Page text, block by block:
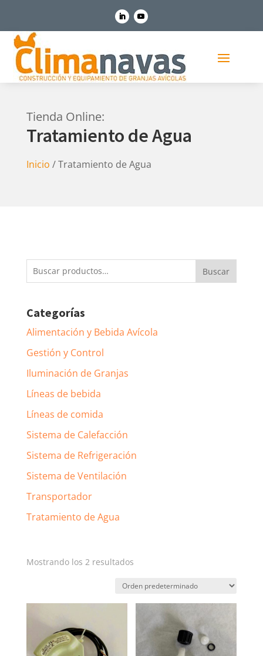
Tienda Online:
Tratamiento de Agua
Inicio / Tratamiento de Agua
Buscar
por:
Buscar
Categorías
Alimentación y Bebida Avícola
Gestión y Control
Iluminación de Granjas
Líneas de bebida
Líneas de comida
Sistema de Calefacción
Sistema de Refrigeración
Sistema de Ventilación
Transportador
Tratamiento de Agua
Mostrando los 2 resultados